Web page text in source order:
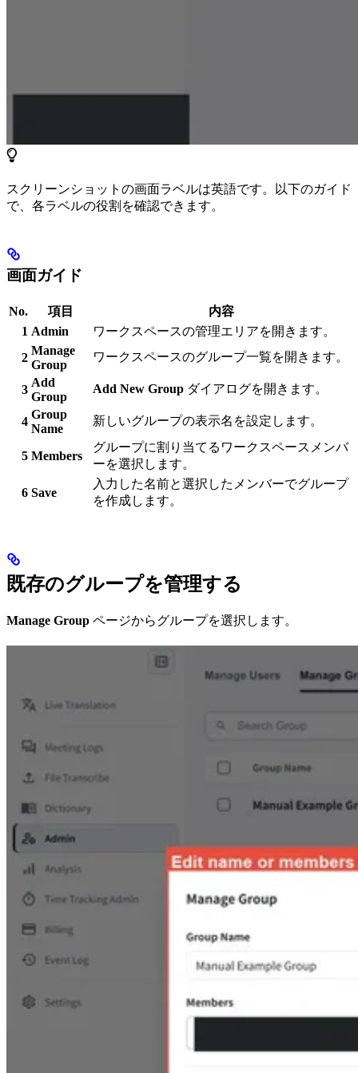
スクリーンショットの画面ラベルは英語です。以下のガイド
で、各ラベルの役割を確認できます。
画面ガイド
No. 項目
内容
1 Admin
ワークスペースの管理エリアを開きます。
2
Manage
Group
ワークスペースのグループ一覧を開きます。
3
Add
Group
Add New Group ダイアログを開きます。
4
Group
Name
新しいグループの表示名を設定します。
5 Members
グループに割り当てるワークスペースメンバ
ーを選択します。
6 Save
入力した名前と選択したメンバーでグループ
を作成します。
既存のグループを管理する
Manage Group ページからグループを選択します。